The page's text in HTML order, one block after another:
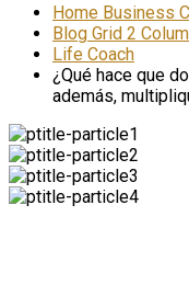
Home Business
Blog Grid 2
Life Coach
¿Qué hace que
además,